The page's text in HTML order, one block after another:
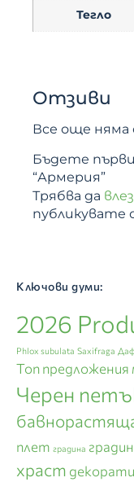
Тегло
Отзиви
Все още няма
Бъдете
“Армерия”
Трябва да
публикувате
Ключови думи:
2026
Phlox subulata Saxifraga
Топ предложения
Черен
плет градина
храст